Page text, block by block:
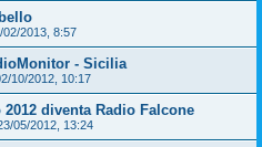
02/2013, 8:57
- Sicilia
10/2012, 10:17
diventa Radio Falcone
05/2012, 13:24